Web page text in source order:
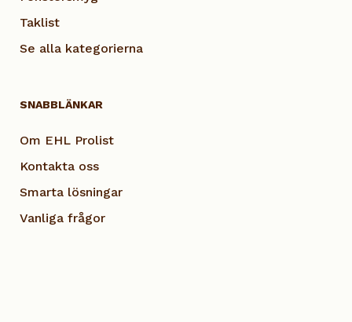
Taklist
Se alla kategorierna
SNABBLÄNKAR
Om EHL Prolist
Kontakta oss
Smarta lösningar
Vanliga frågor